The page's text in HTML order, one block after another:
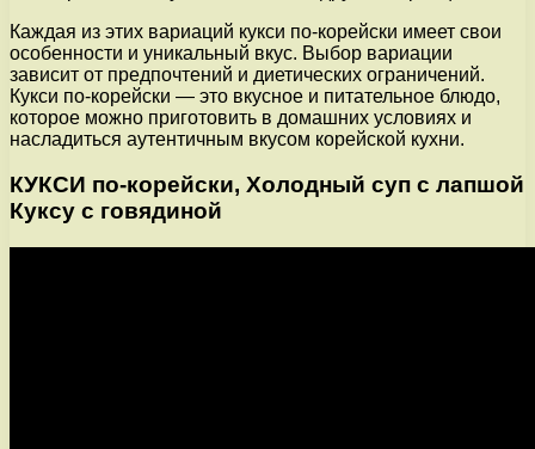
Каждая из этих вариаций кукси по-корейски имеет свои
особенности и уникальный вкус. Выбор вариации
зависит от предпочтений и диетических ограничений.
Кукси по-корейски — это вкусное и питательное блюдо,
которое можно приготовить в домашних условиях и
насладиться аутентичным вкусом корейской кухни.
КУКСИ по-корейски, Холодный суп с лапшой
Куксу с говядиной